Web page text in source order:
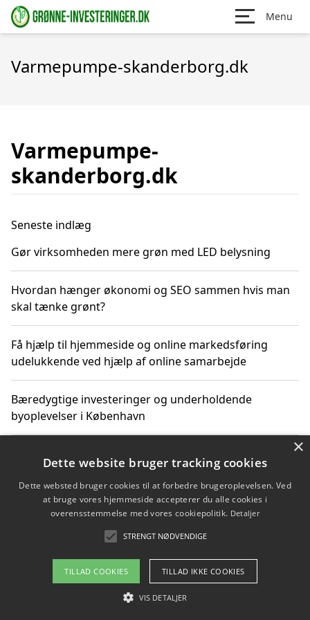
Menu
Varmepumpe-skanderborg.dk
Varmepumpe-
skanderborg.dk
Seneste indlæg
Gør virksomheden mere grøn med LED belysning
Hvordan hænger økonomi og SEO sammen hvis man
skal tænke grønt?
Få hjælp til hjemmeside og online markedsføring
udelukkende ved hjælp af online samarbejde
Bæredygtige investeringer og underholdende
byoplevelser i København
grønne investeringer
Copyright 2026 - Pilanto Aps
×
Dette website bruger tracking cookies
Dette websted bruger cookies til at forbedre brugeroplevelsen. Ved
at bruge vores hjemmeside accepterer du alle cookies i
overensstemmelse med vores cookiepolitik. Detaljer
STRENGT NØDVENDIGE
TILLAD COOKIES TILLAD IKKE COOKIES
VIS DETALJER